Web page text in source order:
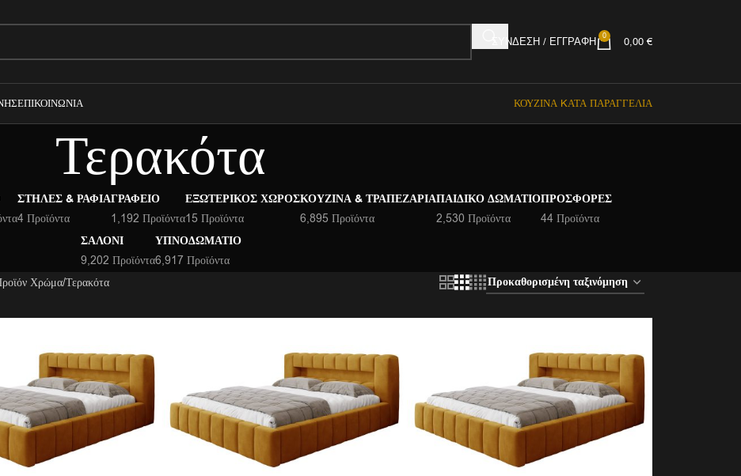
ΣΎΝΔΕΣΗ / ΕΓΓΡΑΦΉ 0 0,00 €
ΕΠΙΚΟΙΝΩΝΊΑ ΚΟΥΖΊΝΑ KΑΤΆ ΠΑΡΑΓΓΕΛΊΑ
Τερακότα
ΣΤΉΛΕΣ & ΡΆΦΙΑ
4 Προϊόντα
ΓΡΑΦΕΊΟ
1,192 Προϊόντα
ΕΞΩΤΕΡΙΚΌΣ ΧΏΡΟΣ
15 Προϊόντα
ΚΟΥΖΊΝΑ & ΤΡΑΠΕΖΑΡΊΑ
6,895 Προϊόντα
ΠΑΙΔΙΚΌ ΔΩΜΆΤΙΟ
2,530 Προϊόντα
ΠΡΟΣΦΟΡΈΣ
44 Προϊόντα
ΣΑΛΌΝΙ
9,202 Προϊόντα
ΥΠΝΟΔΩΜΆΤΙΟ
6,917 Προϊόντα
Χρώμα Τερακότα